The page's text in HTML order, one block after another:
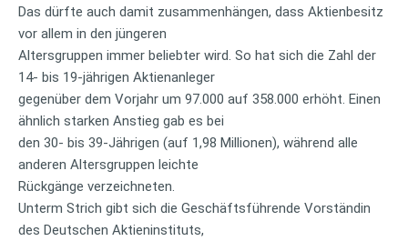
Das dürfte auch damit zusammenhängen, dass Aktienbesitz
vor allem in den jüngeren
Altersgruppen immer beliebter wird. So hat sich die Zahl der
14- bis 19-jährigen Aktienanleger
gegenüber dem Vorjahr um 97.000 auf 358.000 erhöht. Einen
ähnlich starken Anstieg gab es bei
den 30- bis 39-Jährigen (auf 1,98 Millionen), während alle
anderen Altersgruppen leichte
Rückgänge verzeichneten.
Unterm Strich gibt sich die Geschäftsführende Vorständin
des Deutschen Aktieninstituts,